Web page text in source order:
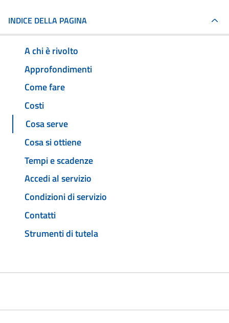
INDICE DELLA PAGINA
A chi è rivolto
Approfondimenti
Come fare
Costi
Cosa serve
Cosa si ottiene
Tempi e scadenze
Accedi al servizio
Condizioni di servizio
Contatti
Strumenti di tutela